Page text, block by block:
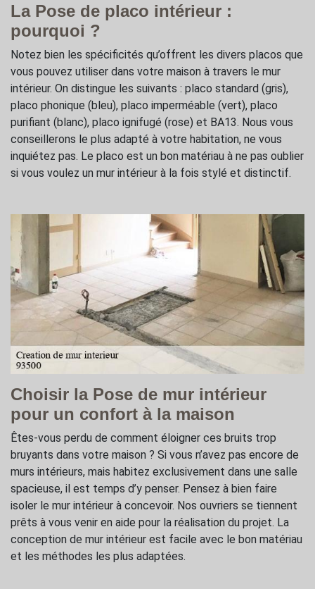
La Pose de placo intérieur :
pourquoi ?
Notez bien les spécificités qu’offrent les divers placos que
vous pouvez utiliser dans votre maison à travers le mur
intérieur. On distingue les suivants : placo standard (gris),
placo phonique (bleu), placo imperméable (vert), placo
purifiant (blanc), placo ignifugé (rose) et BA13. Nous vous
conseillerons le plus adapté à votre habitation, ne vous
inquiétez pas. Le placo est un bon matériau à ne pas oublier
si vous voulez un mur intérieur à la fois stylé et distinctif.
Choisir la Pose de mur intérieur
pour un confort à la maison
Êtes-vous perdu de comment éloigner ces bruits trop
bruyants dans votre maison ? Si vous n’avez pas encore de
murs intérieurs, mais habitez exclusivement dans une salle
spacieuse, il est temps d’y penser. Pensez à bien faire
isoler le mur intérieur à concevoir. Nos ouvriers se tiennent
prêts à vous venir en aide pour la réalisation du projet. La
conception de mur intérieur est facile avec le bon matériau
et les méthodes les plus adaptées.